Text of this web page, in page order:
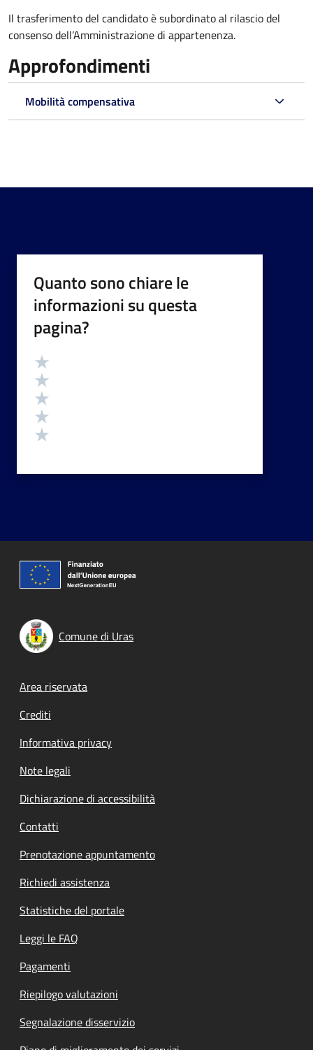
Il trasferimento del candidato è subordinato al rilascio del
consenso dell’Amministrazione di appartenenza.
Approfondimenti
Mobilità compensativa
Quanto sono chiare le
informazioni su questa
pagina?
Valutazione
Comune di Uras
Footer menu
Area riservata
Crediti
Informativa privacy
Note legali
Dichiarazione di accessibilità
Contatti
Prenotazione appuntamento
Richiedi assistenza
Statistiche del portale
Leggi le FAQ
Pagamenti
Riepilogo valutazioni
Segnalazione disservizio